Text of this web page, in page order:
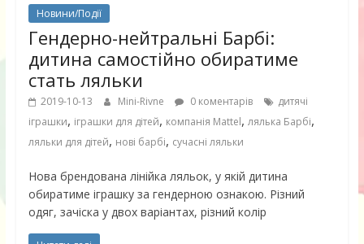
Новини/Події
Гендерно-нейтральні Барбі:
дитина самостійно обиратиме
стать ляльки
2019-10-13 Mini-Rivne 0 коментарів
дитячі
іграшки, іграшки для дітей, компанія Mattel, лялька Барбі,
ляльки для дітей, нові барбі, сучасні ляльки
Нова брендована лінійка ляльок, у якій дитина
обиратиме іграшку за гендерною ознакою. Різний
одяг, зачіска у двох варіантах, різний колір